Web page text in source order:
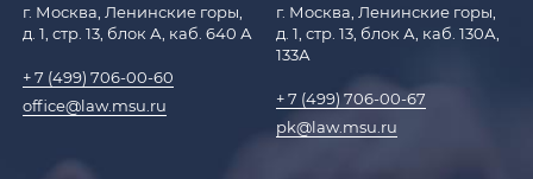
г. Москва, Ленинские горы,
д. 1, стр. 13, блок А, каб. 640 А
+ 7 (499) 706-00-60
office@law.msu.ru
г. Москва, Ленинские горы,
д. 1, стр. 13, блок А, каб. 130А,
133А
+ 7 (499) 706-00-67
pk@law.msu.ru